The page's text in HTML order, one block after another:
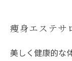
痩身エステサ
美しく健康的な